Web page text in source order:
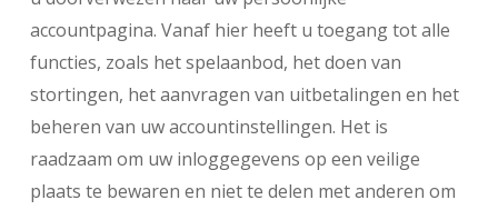
accountpagina. Vanaf hier heeft u toegang tot alle
functies, zoals het spelaanbod, het doen van
stortingen, het aanvragen van uitbetalingen en het
beheren van uw accountinstellingen. Het is
raadzaam om uw inloggegevens op een veilige
plaats te bewaren en niet te delen met anderen om